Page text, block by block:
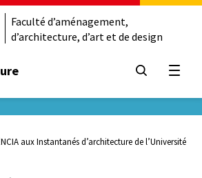
Faculté d’aménagement,
d’architecture, d’art et de design
aux Instantanés d’architecture de l’Université